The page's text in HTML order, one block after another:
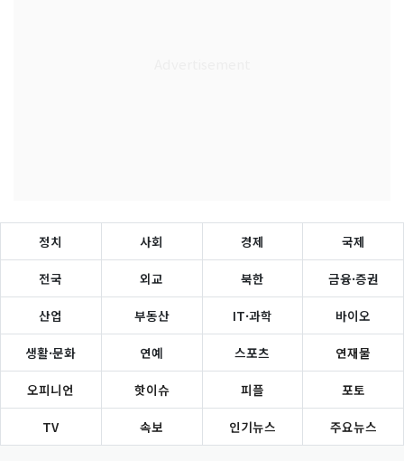
정치 사회 경제 국제
전국 외교 북한 금융·증권
산업 부동산 IT·과학 바이오
생활·문화 연예 스포츠 연재물
오피니언 핫이슈 피플 포토
TV 속보 인기뉴스 주요뉴스